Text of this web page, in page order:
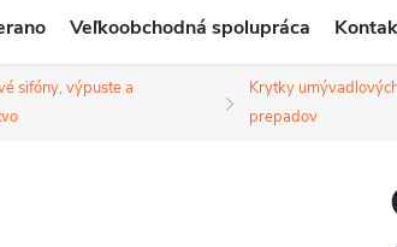
Veľkoobchodná spolupráca
sifóny, výpuste a
Krytky
prepadov